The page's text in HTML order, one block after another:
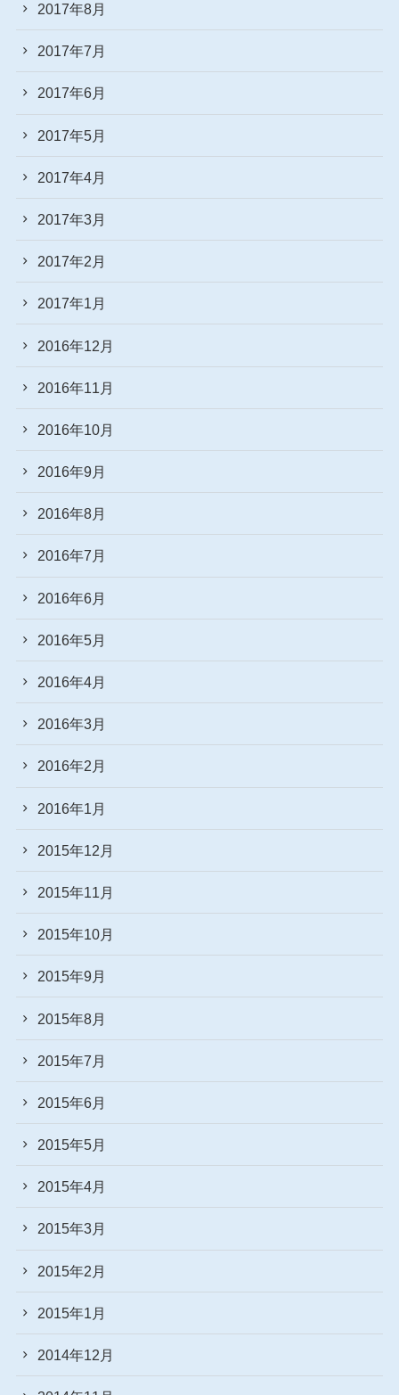
2017年8月
2017年7月
2017年6月
2017年5月
2017年4月
2017年3月
2017年2月
2017年1月
2016年12月
2016年11月
2016年10月
2016年9月
2016年8月
2016年7月
2016年6月
2016年5月
2016年4月
2016年3月
2016年2月
2016年1月
2015年12月
2015年11月
2015年10月
2015年9月
2015年8月
2015年7月
2015年6月
2015年5月
2015年4月
2015年3月
2015年2月
2015年1月
2014年12月